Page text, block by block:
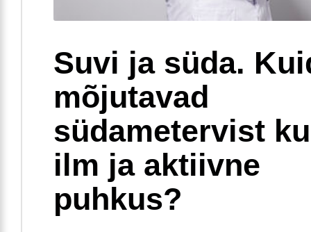
Suvi ja süda.
mõjutavad
südametervist
ilm ja aktiivne
puhkus?